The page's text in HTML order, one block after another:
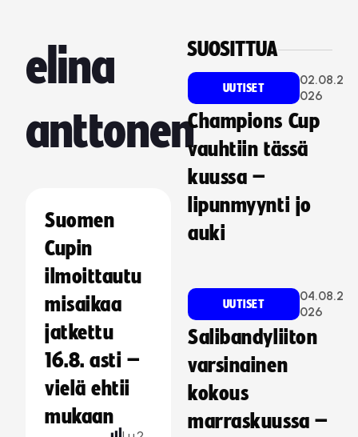
elina
anttonen
Suomen
Cupin
ilmoittautu
misaikaa
jatkettu
16.8. asti –
vielä ehtii
mukaan
SUOSITTUA
UUTISET
02.08.2
026
Champions Cup
vauhtiin tässä
kuussa –
lipunmyynti jo
auki
UUTISET
04.08.2
026
Salibandyliiton
varsinainen
kokous
marraskuussa –